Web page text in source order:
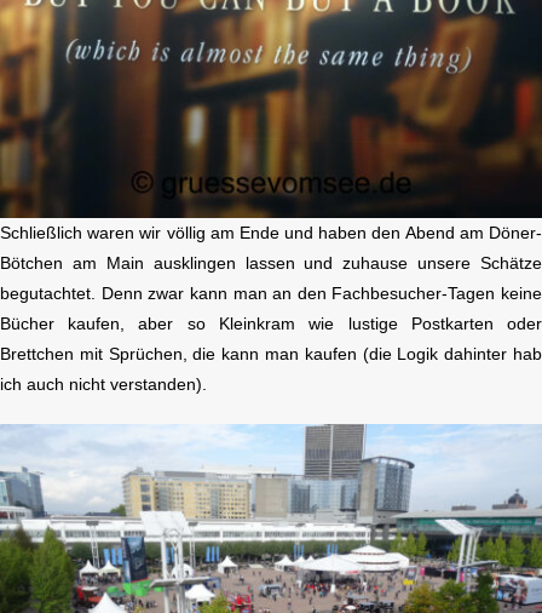
Schließlich waren wir völlig am Ende und haben den Abend am Döner-
Bötchen am Main ausklingen lassen und zuhause unsere Schätze
begutachtet. Denn zwar kann man an den Fachbesucher-Tagen keine
Bücher kaufen, aber so Kleinkram wie lustige Postkarten oder
Brettchen mit Sprüchen, die kann man kaufen (die Logik dahinter hab
ich auch nicht verstanden).